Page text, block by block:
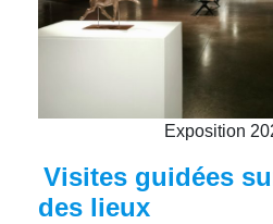
Exposition
Visites guidées
des lieux